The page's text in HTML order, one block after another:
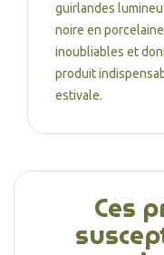
guirlandes
noire en
inoubliables et
produit
estivale.
Ces